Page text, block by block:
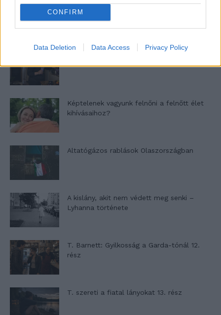
CONFIRM
Data Deletion Data Access Privacy Policy
Nyár, nevetés, anekdoták
Képtelenek vagyunk felnőni a felnőtt élet
kihívásaihoz?
Altatógázos rablások Olaszországban
A kislány, akit nem védett meg senki –
Lyhanna története
T. Barnett: Gyilkosság a Garda-tónál 12.
rész
T. szereti a fiatal lányokat 13. rész